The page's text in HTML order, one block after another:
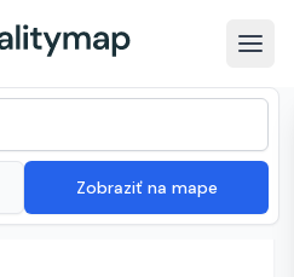
Zobraziť na mape
predaj Zoradenie zoznamu
mesčne
záhradou, garážou v obci